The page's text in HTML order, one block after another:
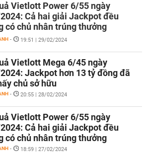
Vietlott Power 6/55 ngày
Cả hai giải Jackpot đều
có chủ nhân trúng thưởng
- 19:51 | 29/02/2024
Vietlott Mega 6/45 ngày
Jackpot hơn 13 tỷ đồng đã
chủ sở hữu
- 20:55 | 28/02/2024
Vietlott Power 6/55 ngày
Cả hai giải Jackpot đều
có chủ nhân trúng thưởng
- 18:59 | 27/02/2024